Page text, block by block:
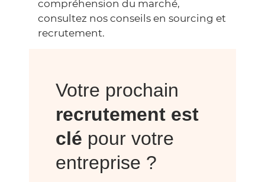
compréhension du marché,
consultez nos conseils en sourcing et
recrutement.
Votre prochain
recrutement est
clé pour votre
entreprise ?